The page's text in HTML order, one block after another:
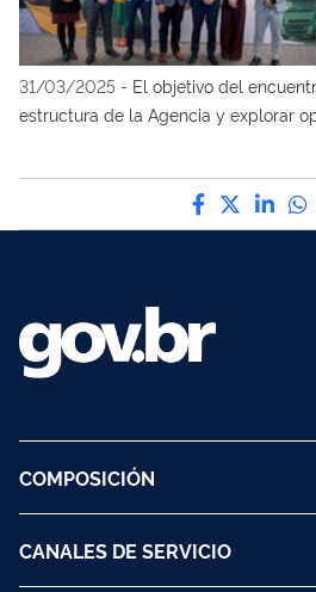
31/03/2025 - El objetivo del
estructura de la Agencia y explorar
COMPOSICIÓN
CANALES DE SERVICIO